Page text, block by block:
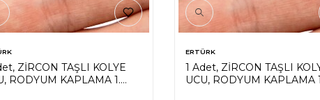
ZİRCON TAŞLI KOLYE
RODYUM KAPLAMA 1.
ERTÜRK
1 Adet, ZİRCON TAŞLI
UCU, RODYUM KAPLAMA